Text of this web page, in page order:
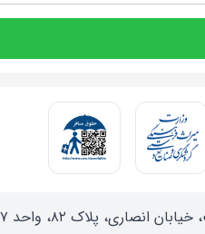
انصاری، پلاک ۸۲، واحد ۱۷